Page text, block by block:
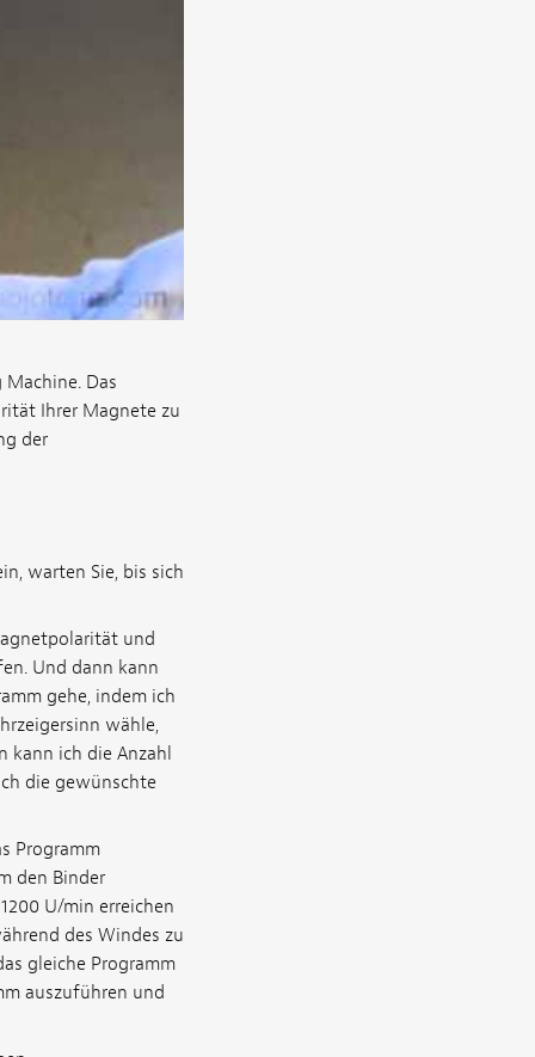
Das
Ihrer Magnete zu
der
warten Sie, bis sich
und
Und dann kann
gehe, indem ich
wähle,
kann ich die Anzahl
die gewünschte
Programm
den Binder
U/min erreichen
des Windes zu
gleiche Programm
auszuführen und